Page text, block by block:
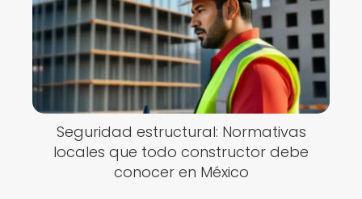
Seguridad estructural: Normativas
locales que todo constructor debe
conocer en México